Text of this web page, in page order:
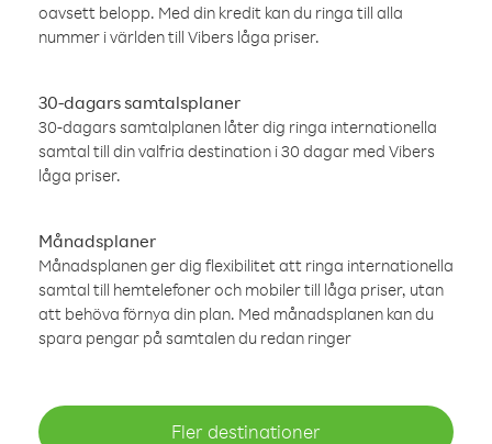
oavsett belopp. Med din kredit kan du ringa till alla
nummer i världen till Vibers låga priser.
30-dagars samtalsplaner
30-dagars samtalplanen låter dig ringa internationella
samtal till din valfria destination i 30 dagar med Vibers
låga priser.
Månadsplaner
Månadsplanen ger dig flexibilitet att ringa internationella
samtal till hemtelefoner och mobiler till låga priser, utan
att behöva förnya din plan. Med månadsplanen kan du
spara pengar på samtalen du redan ringer
Fler destinationer